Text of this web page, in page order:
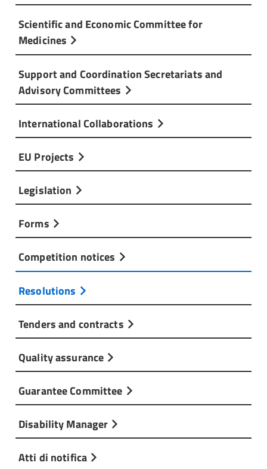
Scientific and Economic Committee for
Medicines
Support and Coordination Secretariats and
Advisory Committees
International Collaborations
EU Projects
Legislation
Forms
Competition notices
Resolutions
Tenders and contracts
Quality assurance
Guarantee Committee
Disability Manager
Atti di notifica